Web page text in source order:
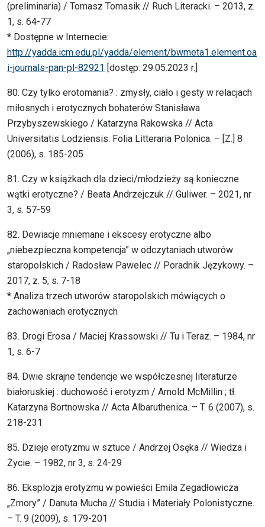
(preliminaria) / Tomasz Tomasik // Ruch Literacki. – 2013, z.
1, s. 64-77
* Dostępne w Internecie:
http://yadda.icm.edu.pl/yadda/element/bwmeta1.element.oa
i-journals-pan-pl-82921 [dostęp: 29.05.2023 r.]
80. Czy tylko erotomania? : zmysły, ciało i gesty w relacjach
miłosnych i erotycznych bohaterów Stanisława
Przybyszewskiego / Katarzyna Rakowska // Acta
Universitatis Lodziensis. Folia Litteraria Polonica. – [Z.] 8
(2006), s. 185-205
81. Czy w książkach dla dzieci/młodzieży są konieczne
wątki erotyczne? / Beata Andrzejczuk // Guliwer. – 2021, nr
3, s. 57-59
82. Dewiacje mniemane i ekscesy erotyczne albo
„niebezpieczna kompetencja” w odczytaniach utworów
staropolskich / Radosław Pawelec // Poradnik Językowy. –
2017, z. 5, s. 7-18
* Analiza trzech utworów staropolskich mówiących o
zachowaniach erotycznych
83. Drogi Erosa / Maciej Krassowski // Tu i Teraz. – 1984, nr
1, s. 6-7
84. Dwie skrajne tendencje we współczesnej literaturze
białoruskiej : duchowość i erotyzm / Arnold McMillin ; tł.
Katarzyna Bortnowska // Acta Albaruthenica. – T. 6 (2007), s.
218-231
85. Dzieje erotyzmu w sztuce / Andrzej Osęka // Wiedza i
Życie. – 1982, nr 3, s. 24-29
86. Eksplozja erotyzmu w powieści Emila Zegadłowicza
„Zmory” / Danuta Mucha // Studia i Materiały Polonistyczne.
– T. 9 (2009), s. 179-201